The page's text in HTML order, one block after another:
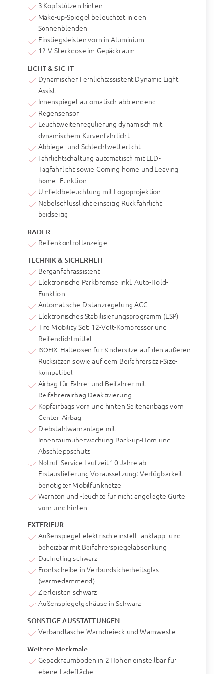
3 Kopfstützen hinten
Make-up-Spiegel beleuchtet in den
Sonnenblenden
Einstiegsleisten vorn in Aluminium
12-V-Steckdose im Gepäckraum
LICHT & SICHT
Dynamischer Fernlichtassistent Dynamic Light
Assist
Innenspiegel automatisch abblendend
Regensensor
Leuchtweitenregulierung dynamisch mit
dynamischem Kurvenfahrlicht
Abbiege- und Schlechtwetterlicht
Fahrlichtschaltung automatisch mit LED-
Tagfahrlicht sowie Coming home und Leaving
home -Funktion
Umfeldbeleuchtung mit Logoprojektion
Nebelschlusslicht einseitig Rückfahrlicht
beidseitig
RÄDER
Reifenkontrollanzeige
TECHNIK & SICHERHEIT
Berganfahrassistent
Elektronische Parkbremse inkl. Auto-Hold-
Funktion
Automatische Distanzregelung ACC
Elektronisches Stabilisierungsprogramm (ESP)
Tire Mobility Set: 12-Volt-Kompressor und
Reifendichtmittel
ISOFIX-Halteösen für Kindersitze auf den äußeren
Rücksitzen sowie auf dem Beifahrersitz i-Size-
kompatibel
Airbag für Fahrer und Beifahrer mit
Beifahrerairbag-Deaktivierung
Kopfairbags vorn und hinten Seitenairbags vorn
Center-Airbag
Diebstahlwarnanlage mit
Innenraumüberwachung Back-up-Horn und
Abschleppschutz
Notruf-Service Laufzeit 10 Jahre ab
Erstauslieferung Voraussetzung: Verfügbarkeit
benötigter Mobilfunknetze
Warnton und -leuchte für nicht angelegte Gurte
vorn und hinten
EXTERIEUR
Außenspiegel elektrisch einstell- anklapp- und
beheizbar mit Beifahrerspiegelabsenkung
Dachreling schwarz
Frontscheibe in Verbundsicherheitsglas
(wärmedämmend)
Zierleisten schwarz
Außenspiegelgehäuse in Schwarz
SONSTIGE AUSSTATTUNGEN
Verbandtasche Warndreieck und Warnweste
Weitere Merkmale
Gepäckraumboden in 2 Höhen einstellbar für
ebene Ladefläche